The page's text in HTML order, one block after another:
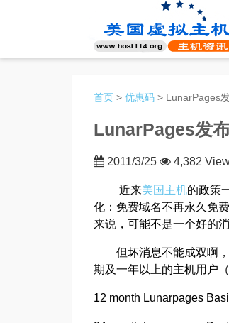
首页 > 优惠码 > LunarPages
LunarPages发
2011/3/25 4,382
近来美国主机的政策
化：免费域名不再永久免
来说，可能不是一个好的消
但坏消息不能成双啊，
期及一年以上的主机用户
12 month Lunarpages